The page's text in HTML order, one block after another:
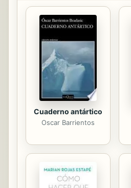
works have
important
and other
work is in the
United States of
possibly other
United States,
and distribute...
Cuaderno antártico
Oscar Barrientos